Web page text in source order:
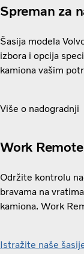
Spreman za
Šasija modela
izbora i opcija
kamiona vašim
Više o nadogradnji
Work Remote
Održite kontrolu
bravama na
kamiona. Work
Istražite naše